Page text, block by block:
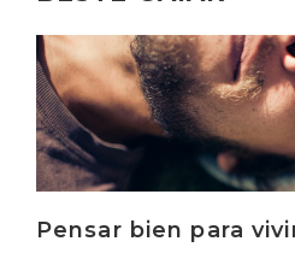
Pensar bien para
Irakurri